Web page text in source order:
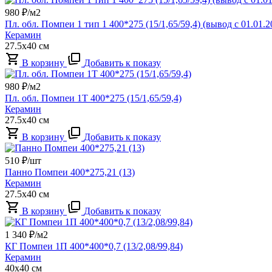
980 ₽/м2
Пл. обл. Помпеи 1 тип 1 400*275 (15/1,65/59,4) (вывод с
Керамин
27.5x40 см
В корзину
Добавить к показу
980 ₽/м2
Пл. обл. Помпеи 1Т 400*275 (15/1,65/59,4)
Керамин
27.5x40 см
В корзину
Добавить к показу
510 ₽/шт
Панно Помпеи 400*275,21 (13)
Керамин
27.5x40 см
В корзину
Добавить к показу
1 340 ₽/м2
КГ Помпеи 1П 400*400*0,7 (13/2,08/99,84)
Керамин
40x40 см